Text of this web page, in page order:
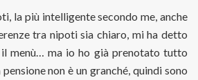
la più intelligente secondo me, anche
tra nipoti sia chiaro, mi ha detto
menù… ma io ho già prenotato tutto
non è un granché, quindi sono